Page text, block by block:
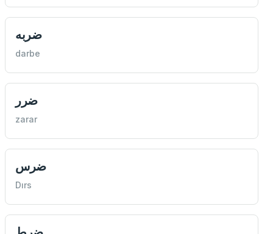
ضربه
darbe
ضرر
zarar
ضرس
Dırs